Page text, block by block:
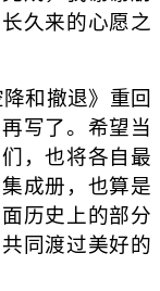
久来的心愿之
和撤退》重回
写了。希望当
，也将各自最
成册，也算是
历史上的部分
同渡过美好的